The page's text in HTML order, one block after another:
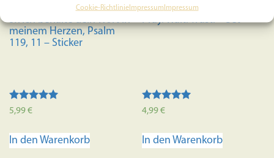
Cookie-RichtlinieImpressum Impressum
5x Ich behalte dein Wort in
meinem Herzen, Psalm
119, 11 – Sticker
Bewertet mit
5.00
5,99€
In den Warenkorb
Pray. Wait. Trust. – Set
Bewertet mit
5.00
4,99€
In den Warenkorb